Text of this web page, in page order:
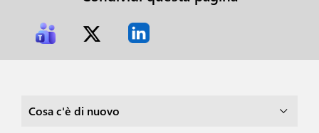
Cosa c'è di nuovo